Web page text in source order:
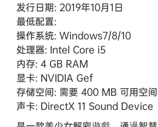
发行日期: 2019年10月1日
最低配置:
操作系统: Windows7/8/10
处理器: Intel Core i5
内存: 4 GB RAM
显卡: NVIDIA Gef
存储空间: 需要 400 MB 可用空间
声卡: DirectX 11 Sound Device